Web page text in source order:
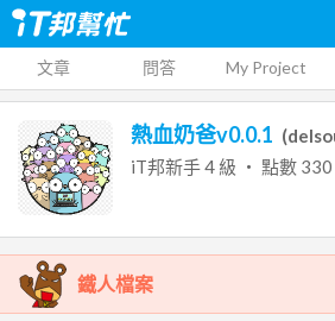
文章 問答 My Project
熱血奶爸v0.0.1 (
iT邦新手4 級 ‧ 點數 330
鐵人檔案